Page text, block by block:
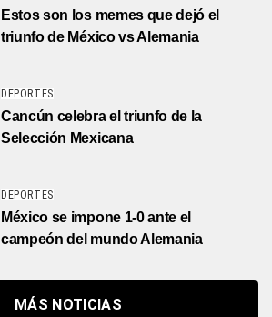
Estos son los memes que dejó el
triunfo de México vs Alemania
DEPORTES
Cancún celebra el triunfo de la
Selección Mexicana
DEPORTES
México se impone 1-0 ante el
campeón del mundo Alemania
MÁS NOTICIAS